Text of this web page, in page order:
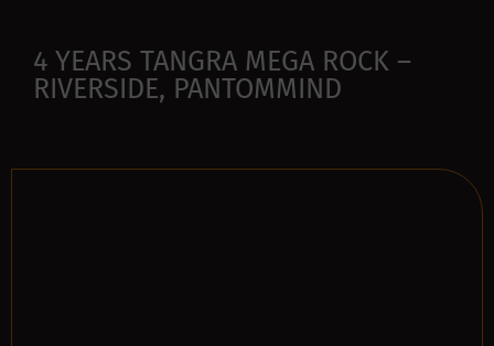
4 YEARS TANGRA MEGA ROCK –
RIVERSIDE, PANTOMMIND